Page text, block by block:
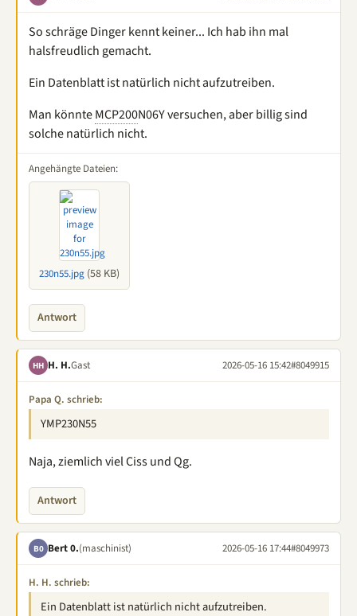
So schräge Dinger kennt keiner... Ich hab ihn mal
halsfreudlich gemacht.
Ein Datenblatt ist natürlich nicht aufzutreiben.
Man könnteMCP200N06Y versuchen, aber billig sind
solche natürlich nicht.
Angehängte Dateien:
230n55.jpg (58 KB)
Antwort
HH H. H.Gast 2026-05-16 15:42#8049915
Papa Q. schrieb:
YMP230N55
Naja, ziemlich viel Ciss und Qg.
Antwort
B0 Bert 0.(maschinist) 2026-05-16 17:44#8049973
H. H. schrieb:
Ein Datenblatt ist natürlich nicht aufzutreiben.